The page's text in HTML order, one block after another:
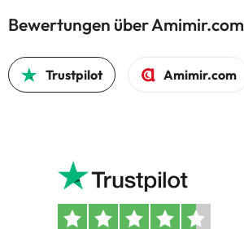
Bewertungen über Amimir.com
Trustpilot Amimir.com